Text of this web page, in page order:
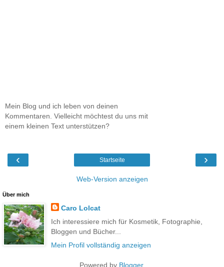
Mein Blog und ich leben von deinen
Kommentaren. Vielleicht möchtest du uns mit
einem kleinen Text unterstützen?
‹ ›
Startseite
Web-Version anzeigen
Über mich
Caro Lolcat
Ich interessiere mich für Kosmetik, Fotographie,
Bloggen und Bücher...
Mein Profil vollständig anzeigen
Powered by Blogger.